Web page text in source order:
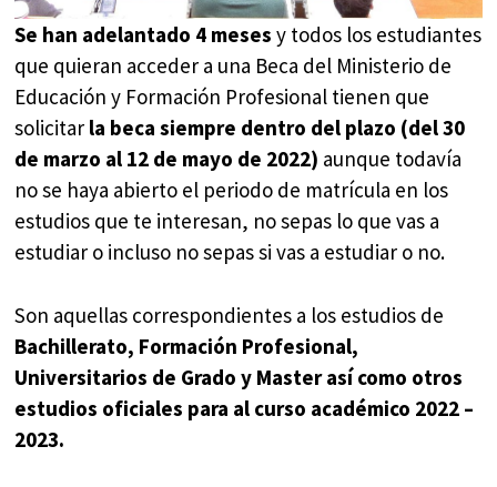
Se han adelantado 4 meses y todos los estudiantes
que quieran acceder a una Beca del Ministerio de
Educación y Formación Profesional tienen que
solicitar la beca siempre dentro del plazo (del 30
de marzo al 12 de mayo de 2022) aunque todavía
no se haya abierto el periodo de matrícula en los
estudios que te interesan, no sepas lo que vas a
estudiar o incluso no sepas si vas a estudiar o no.
Son aquellas correspondientes a los estudios de
Bachillerato, Formación Profesional,
Universitarios de Grado y Master así como otros
estudios oficiales para al curso académico 2022 –
2023.